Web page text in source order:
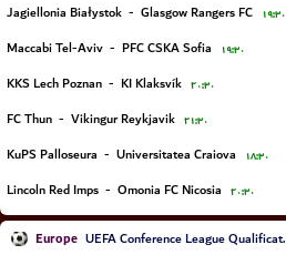
Jagiellonia Białystok - Glasgow Rangers FC ۱۹:۳۰
Maccabi Tel-Aviv - PFC CSKA Sofia ۱۹:۳۰
KKS Lech Poznan - KI Klaksvík ۲۰:۳۰
FC Thun - Vikingur Reykjavik ۲۱:۳۰
KuPS Palloseura - Universitatea Craiova ۱۸:۳۰
Lincoln Red Imps - Omonia FC Nicosia ۲۰:۳۰
Europe UEFA Conference League Qualification